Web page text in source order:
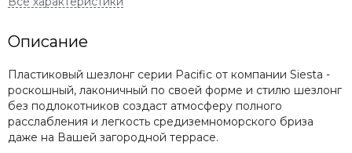
Описание
Пластиковый шезлонг серии Pacific от компании Siesta -
роскошный, лаконичный по своей форме и стилю шезлонг
без подлокотников создаст атмосферу полного
расслабления и легкость средиземноморского бриза
даже на Вашей загородной террасе.